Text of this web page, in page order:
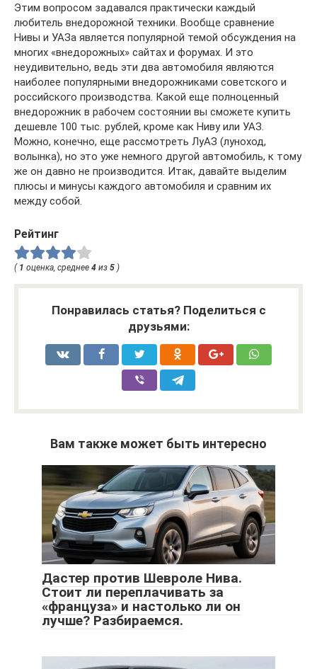
Этим вопросом задавался практически каждый
любитель внедорожной техники. Вообще сравнение
Нивы и УАЗа является популярной темой обсуждения на
многих «внедорожных» сайтах и форумах. И это
неудивительно, ведь эти два автомобиля являются
наиболее популярными внедорожниками советского и
российского производства. Какой еще полноценный
внедорожник в рабочем состоянии вы сможете купить
дешевле 100 тыс. рублей, кроме как Ниву или УАЗ.
Можно, конечно, еще рассмотреть ЛуАЗ (луноход,
волынка), но это уже немного другой автомобиль, к тому
же он давно не производится. Итак, давайте выделим
плюсы и минусы каждого автомобиля и сравним их
между собой.
Рейтинг
( 1 оценка, среднее 4 из 5 )
Понравилась статья? Поделиться с
друзьями:
Вам также может быть интересно
Дастер против Шевроле Нива.
Стоит ли переплачивать за
«француза» и настолько ли он
лучше? Разбираемся.